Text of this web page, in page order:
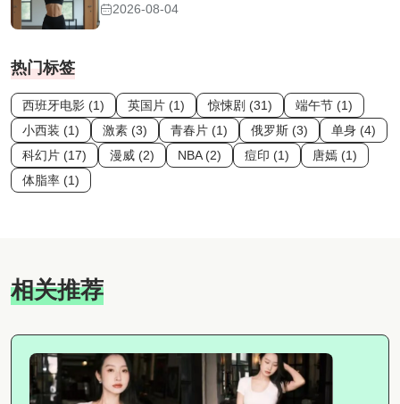
2026-08-04
热门标签
西班牙电影 (1) 英国片 (1) 惊悚剧 (31)
端午节 (1)
小西装 (1)
激素 (3) 青春片 (1) 俄罗斯 (3)
单身 (4)
科幻片 (17)
漫威 (2) NBA (2) 痘印 (1)
唐嫣 (1)
体脂率 (1)
相关推荐